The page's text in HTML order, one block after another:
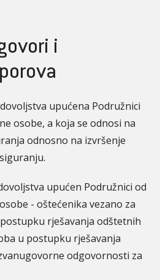
i
upućena Podružnici
osobe, a koja se odnosi na
odnosno na izvršenje
upućen Podružnici od
- oštećenika vezano za
rješavanja odštetnih
u postupku rješavanja
odgovornosti za